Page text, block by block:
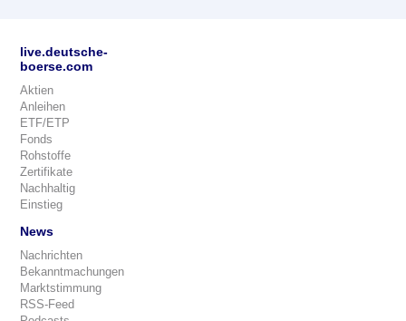
live.deutsche-
boerse.com
Aktien
Anleihen
ETF/ETP
Fonds
Rohstoffe
Zertifikate
Nachhaltig
Einstieg
News
Nachrichten
Bekanntmachungen
Marktstimmung
RSS-Feed